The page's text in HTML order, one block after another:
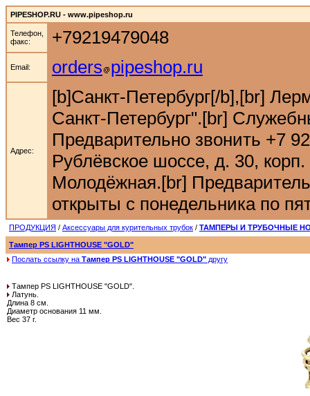
PIPESHOP.RU - www.pipeshop.ru
Телефон,
факс:
+79219479048
Email: orders pipeshop.ru
Адрес:
[b]Санкт-Петербург[/b],[br]
Санкт-Петербург".[br]
Предварительно звонить +7
Рублёвское шоссе, д. 30,
Молодёжная.[br]
открыты с понедельника по
ПРОДУКЦИЯ / Аксессуары для курительных трубок / ТАМПЕРЫ И ТРУБОЧНЫЕ
Тампер PS LIGHTHOUSE "GOLD"
Послать ссылку на Тампер PS LIGHTHOUSE "GOLD" другу
Тампер PS LIGHTHOUSE "GOLD".
Латунь.
Длина 8 см.
Диаметр основания 11 мм.
Вес 37 г.